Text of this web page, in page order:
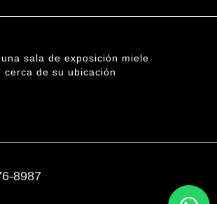
sala de exposición miele
cerca de su ubicación
8987